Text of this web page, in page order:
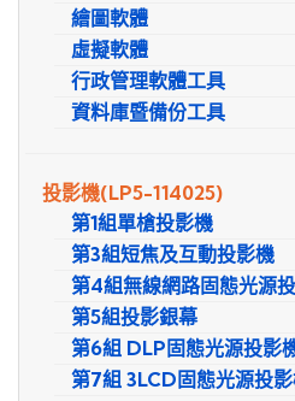
繪圖軟體
虛擬軟體
行政管理軟體工具
資料庫暨備份工具
投影機(LP5-114025)
第1組單槍投影機
第3組短焦及互動投影機
第4組無線網路固態光源
第5組投影銀幕
第6組 DLP固態光源投影
第7組 3LCD固態光源投